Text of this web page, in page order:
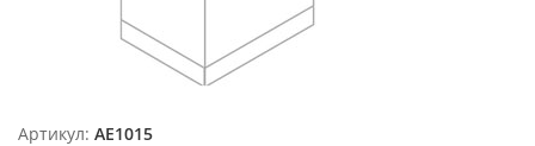
Артикул: AE1015